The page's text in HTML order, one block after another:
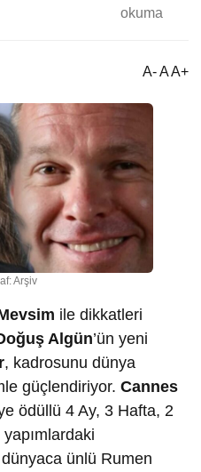
okuma
A- A A+
Arşiv
ile dikkatleri
Algün’ün yeni
, kadrosunu dünya
güçlendiriyor. Cannes
ödüllü 4 Ay, 3 Hafta, 2
ünlü Rumen